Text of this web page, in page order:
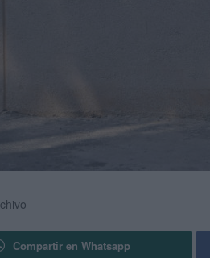
Compartir en Whatsapp